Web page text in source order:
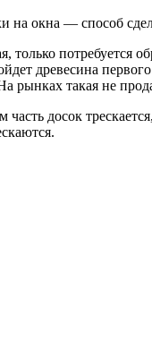
на окна — способ
потребуется
древесина
такая не
досок